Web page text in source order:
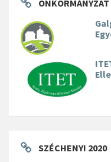
SZÉCHENYI 2020